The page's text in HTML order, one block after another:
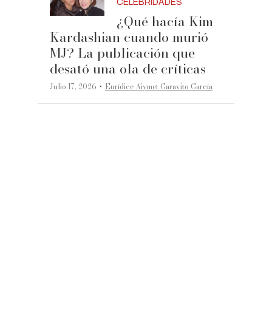
CELEBRIDADES
¿Qué hacía Kim
Kardashian cuando murió
MJ? La publicación que
desató una ola de críticas
Julio 17, 2026 ·Eurídice Aiymet Garavito García